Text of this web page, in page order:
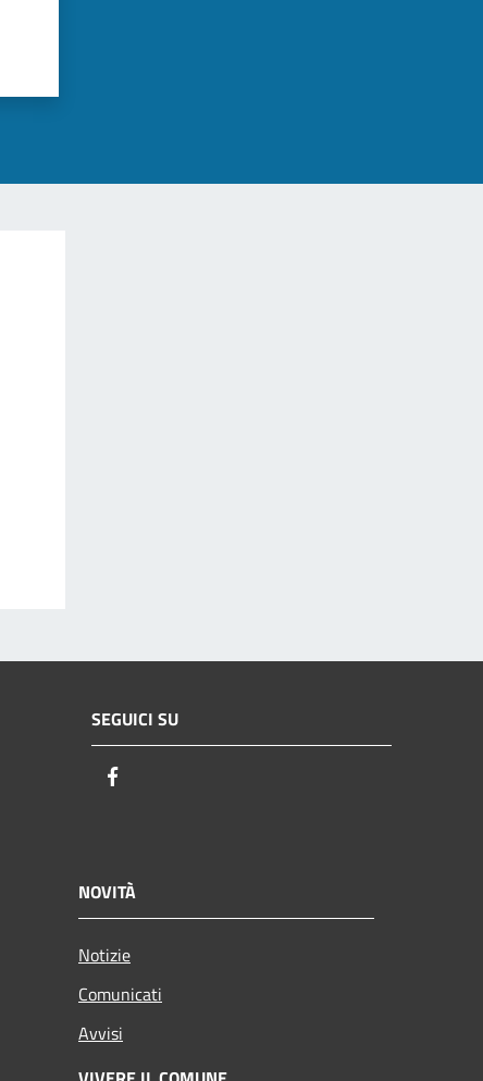
SEGUICI SU
NOVITÀ
Notizie
Comunicati
Avvisi